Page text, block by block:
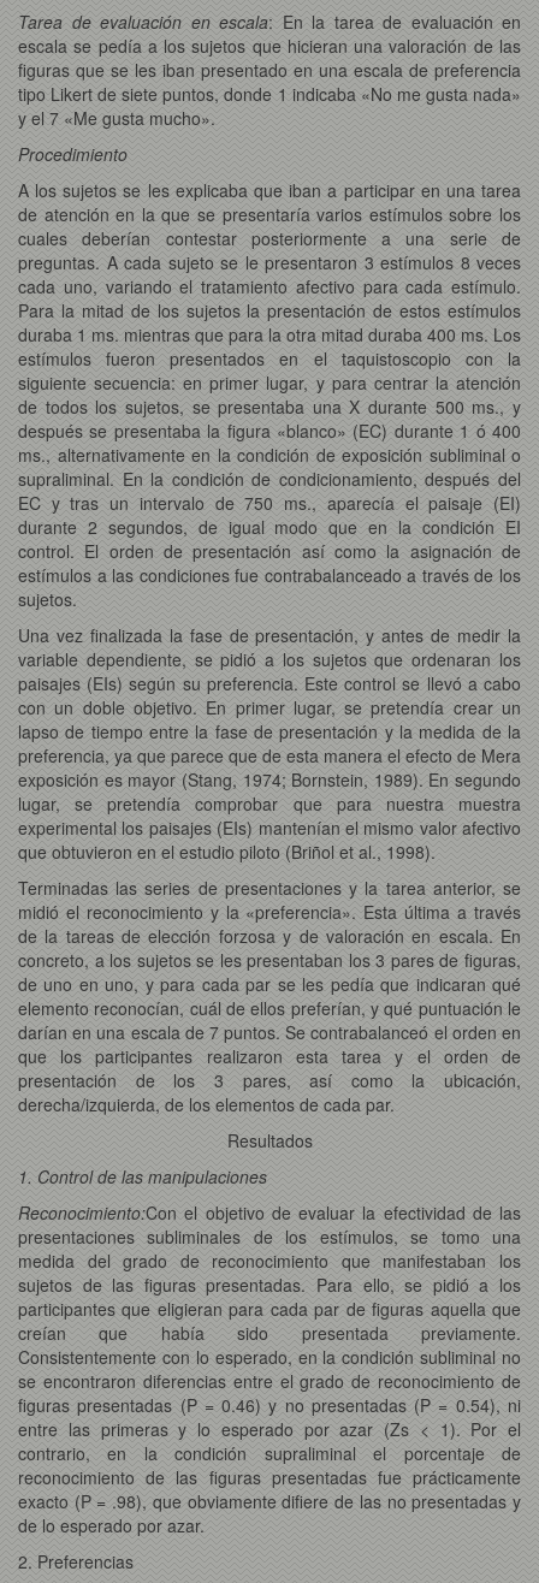
Tarea de evaluación en escala: En la tarea de evaluación en
escala se pedía a los sujetos que hicieran una valoración de las
figuras que se les iban presentado en una escala de preferencia
tipo Likert de siete puntos, donde 1 indicaba «No me gusta nada»
y el 7 «Me gusta mucho».
Procedimiento
A los sujetos se les explicaba que iban a participar en una tarea
de atención en la que se presentaría varios estímulos sobre los
cuales deberían contestar posteriormente a una serie de
preguntas. A cada sujeto se le presentaron 3 estímulos 8 veces
cada uno, variando el tratamiento afectivo para cada estímulo.
Para la mitad de los sujetos la presentación de estos estímulos
duraba 1 ms. mientras que para la otra mitad duraba 400 ms. Los
estímulos fueron presentados en el taquistoscopio con la
siguiente secuencia: en primer lugar, y para centrar la atención
de todos los sujetos, se presentaba una X durante 500 ms., y
después se presentaba la figura «blanco» (EC) durante 1 ó 400
ms., alternativamente en la condición de exposición subliminal o
supraliminal. En la condición de condicionamiento, después del
EC y tras un intervalo de 750 ms., aparecía el paisaje (EI)
durante 2 segundos, de igual modo que en la condición EI
control. El orden de presentación así como la asignación de
estímulos a las condiciones fue contrabalanceado a través de los
sujetos.
Una vez finalizada la fase de presentación, y antes de medir la
variable dependiente, se pidió a los sujetos que ordenaran los
paisajes (EIs) según su preferencia. Este control se llevó a cabo
con un doble objetivo. En primer lugar, se pretendía crear un
lapso de tiempo entre la fase de presentación y la medida de la
preferencia, ya que parece que de esta manera el efecto de Mera
exposición es mayor (Stang, 1974; Bornstein, 1989). En segundo
lugar, se pretendía comprobar que para nuestra muestra
experimental los paisajes (EIs) mantenían el mismo valor afectivo
que obtuvieron en el estudio piloto (Briñol et al., 1998).
Terminadas las series de presentaciones y la tarea anterior, se
midió el reconocimiento y la «preferencia». Esta última a través
de la tareas de elección forzosa y de valoración en escala. En
concreto, a los sujetos se les presentaban los 3 pares de figuras,
de uno en uno, y para cada par se les pedía que indicaran qué
elemento reconocían, cuál de ellos preferían, y qué puntuación le
darían en una escala de 7 puntos. Se contrabalanceó el orden en
que los participantes realizaron esta tarea y el orden de
presentación de los 3 pares, así como la ubicación,
derecha/izquierda, de los elementos de cada par.
Resultados
1. Control de las manipulaciones
Reconocimiento:Con el objetivo de evaluar la efectividad de las
presentaciones subliminales de los estímulos, se tomo una
medida del grado de reconocimiento que manifestaban los
sujetos de las figuras presentadas. Para ello, se pidió a los
participantes que eligieran para cada par de figuras aquella que
creían que había sido presentada previamente.
Consistentemente con lo esperado, en la condición subliminal no
se encontraron diferencias entre el grado de reconocimiento de
figuras presentadas (P = 0.46) y no presentadas (P = 0.54), ni
entre las primeras y lo esperado por azar (Zs < 1). Por el
contrario, en la condición supraliminal el porcentaje de
reconocimiento de las figuras presentadas fue prácticamente
exacto (P = .98), que obviamente difiere de las no presentadas y
de lo esperado por azar.
2. Preferencias